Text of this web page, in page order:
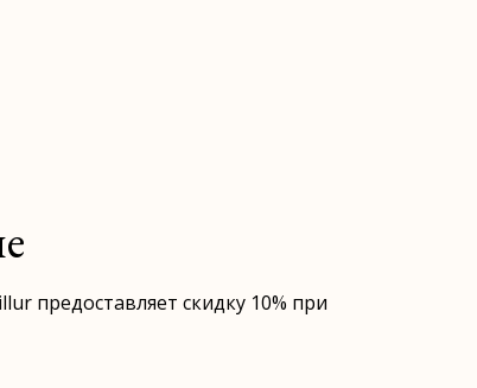
предоставляет скидку 10% при